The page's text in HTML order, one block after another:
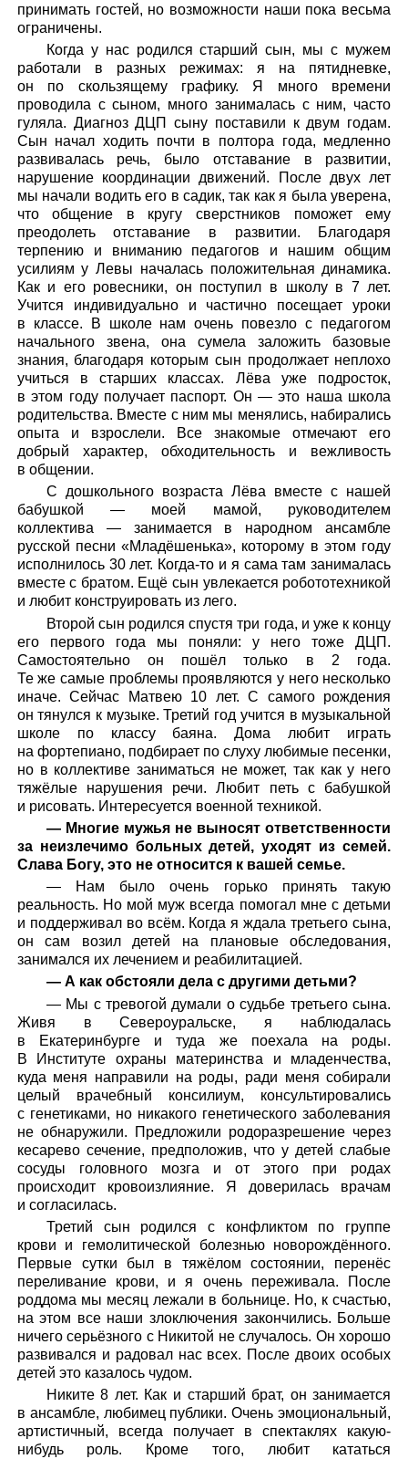
принимать гостей, но возможности наши пока весьма
ограничены.
Когда у нас родился старший сын, мы с мужем
работали в разных режимах: я на пятидневке,
он по скользящему графику. Я много времени
проводила с сыном, много занималась с ним, часто
гуляла. Диагноз ДЦП сыну поставили к двум годам.
Сын начал ходить почти в полтора года, медленно
развивалась речь, было отставание в развитии,
нарушение координации движений. После двух лет
мы начали водить его в садик, так как я была уверена,
что общение в кругу сверстников поможет ему
преодолеть отставание в развитии. Благодаря
терпению и вниманию педагогов и нашим общим
усилиям у Левы началась положительная динамика.
Как и его ровесники, он поступил в школу в 7 лет.
Учится индивидуально и частично посещает уроки
в классе. В школе нам очень повезло с педагогом
начального звена, она сумела заложить базовые
знания, благодаря которым сын продолжает неплохо
учиться в старших классах. Лёва уже подросток,
в этом году получает паспорт. Он — это наша школа
родительства. Вместе с ним мы менялись, набирались
опыта и взрослели. Все знакомые отмечают его
добрый характер, обходительность и вежливость
в общении.
С дошкольного возраста Лёва вместе с нашей
бабушкой — моей мамой, руководителем
коллектива — занимается в народном ансамбле
русской песни «Младёшенька», которому в этом году
исполнилось 30 лет. Когда-то и я сама там занималась
вместе с братом. Ещё сын увлекается робототехникой
и любит конструировать из лего.
Второй сын родился спустя три года, и уже к концу
его первого года мы поняли: у него тоже ДЦП.
Самостоятельно он пошёл только в 2 года.
Те же самые проблемы проявляются у него несколько
иначе. Сейчас Матвею 10 лет. С самого рождения
он тянулся к музыке. Третий год учится в музыкальной
школе по классу баяна. Дома любит играть
на фортепиано, подбирает по слуху любимые песенки,
но в коллективе заниматься не может, так как у него
тяжёлые нарушения речи. Любит петь с бабушкой
и рисовать. Интересуется военной техникой.
— Многие мужья не выносят ответственности
за неизлечимо больных детей, уходят из семей.
Слава Богу, это не относится к вашей семье.
— Нам было очень горько принять такую
реальность. Но мой муж всегда помогал мне с детьми
и поддерживал во всём. Когда я ждала третьего сына,
он сам возил детей на плановые обследования,
занимался их лечением и реабилитацией.
— А как обстояли дела с другими детьми?
— Мы с тревогой думали о судьбе третьего сына.
Живя в Североуральске, я наблюдалась
в Екатеринбурге и туда же поехала на роды.
В Институте охраны материнства и младенчества,
куда меня направили на роды, ради меня собирали
целый врачебный консилиум, консультировались
с генетиками, но никакого генетического заболевания
не обнаружили. Предложили родоразрешение через
кесарево сечение, предположив, что у детей слабые
сосуды головного мозга и от этого при родах
происходит кровоизлияние. Я доверилась врачам
и согласилась.
Третий сын родился с конфликтом по группе
крови и гемолитической болезнью новорождённого.
Первые сутки был в тяжёлом состоянии, перенёс
переливание крови, и я очень переживала. После
роддома мы месяц лежали в больнице. Но, к счастью,
на этом все наши злоключения закончились. Больше
ничего серьёзного с Никитой не случалось. Он хорошо
развивался и радовал нас всех. После двоих особых
детей это казалось чудом.
Никите 8 лет. Как и старший брат, он занимается
в ансамбле, любимец публики. Очень эмоциональный,
артистичный, всегда получает в спектаклях какую-
нибудь роль. Кроме того, любит кататься